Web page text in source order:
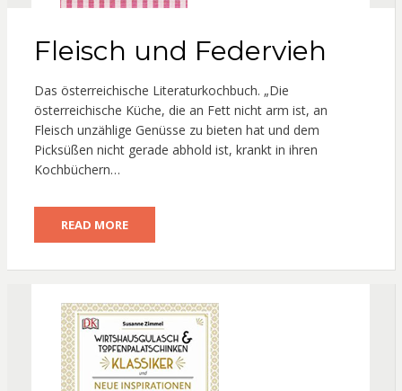
Fleisch und Federvieh
Das österreichische Literaturkochbuch. „Die
österreichische Küche, die an Fett nicht arm ist, an
Fleisch unzählige Genüsse zu bieten hat und dem
Picksüßen nicht gerade abhold ist, krankt in ihren
Kochbüchern…
READ MORE